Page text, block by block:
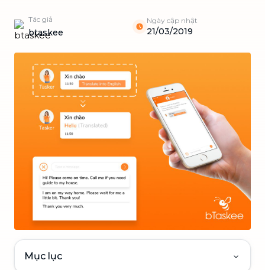
Tác giả
btaskee
Ngày cập nhật
21/03/2019
Mục lục